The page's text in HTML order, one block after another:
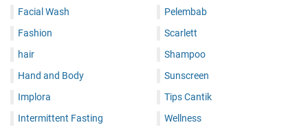
Facial Wash
Fashion
hair
Hand and Body
Implora
Intermittent Fasting
Pelembab
Scarlett
Shampoo
Sunscreen
Tips Cantik
Wellness